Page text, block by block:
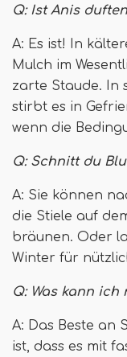
Q: Ist Anis
A: Es ist! In
Mulch im
zarte Staude. In
stirbt es in
wenn die
Q: Schnitt du
A: Sie können
die Stiele auf
bräunen. Oder
Winter für
Q: Was kann ich
A: Das Beste an
ist, dass es mit